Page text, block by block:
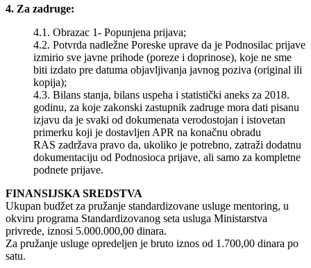
4. Za zadruge:
4.1. Obrazac 1- Popunjena prijava;
4.2. Potvrda nadležne Poreske uprave da je Podnosilac prijave
izmirio sve javne prihode (poreze i doprinose), koje ne sme
biti izdato pre datuma objavljivanja javnog poziva (original ili
kopija);
4.3. Bilans stanja, bilans uspeha i statistički aneks za 2018.
godinu, za koje zakonski zastupnik zadruge mora dati pisanu
izjavu da je svaki od dokumenata verodostojan i istovetan
primerku koji je dostavljen APR na konačnu obradu
RAS zadržava pravo da, ukoliko je potrebno, zatraži dodatnu
dokumentaciju od Podnosioca prijave, ali samo za kompletne
podnete prijave.
FINANSIJSKA SREDSTVA
Ukupan budžet za pružanje standardizovane usluge mentoring, u
okviru programa Standardizovanog seta usluga Ministarstva
privrede, iznosi 5.000.000,00 dinara.
Za pružanje usluge opredeljen je bruto iznos od 1.700,00 dinara po
satu.